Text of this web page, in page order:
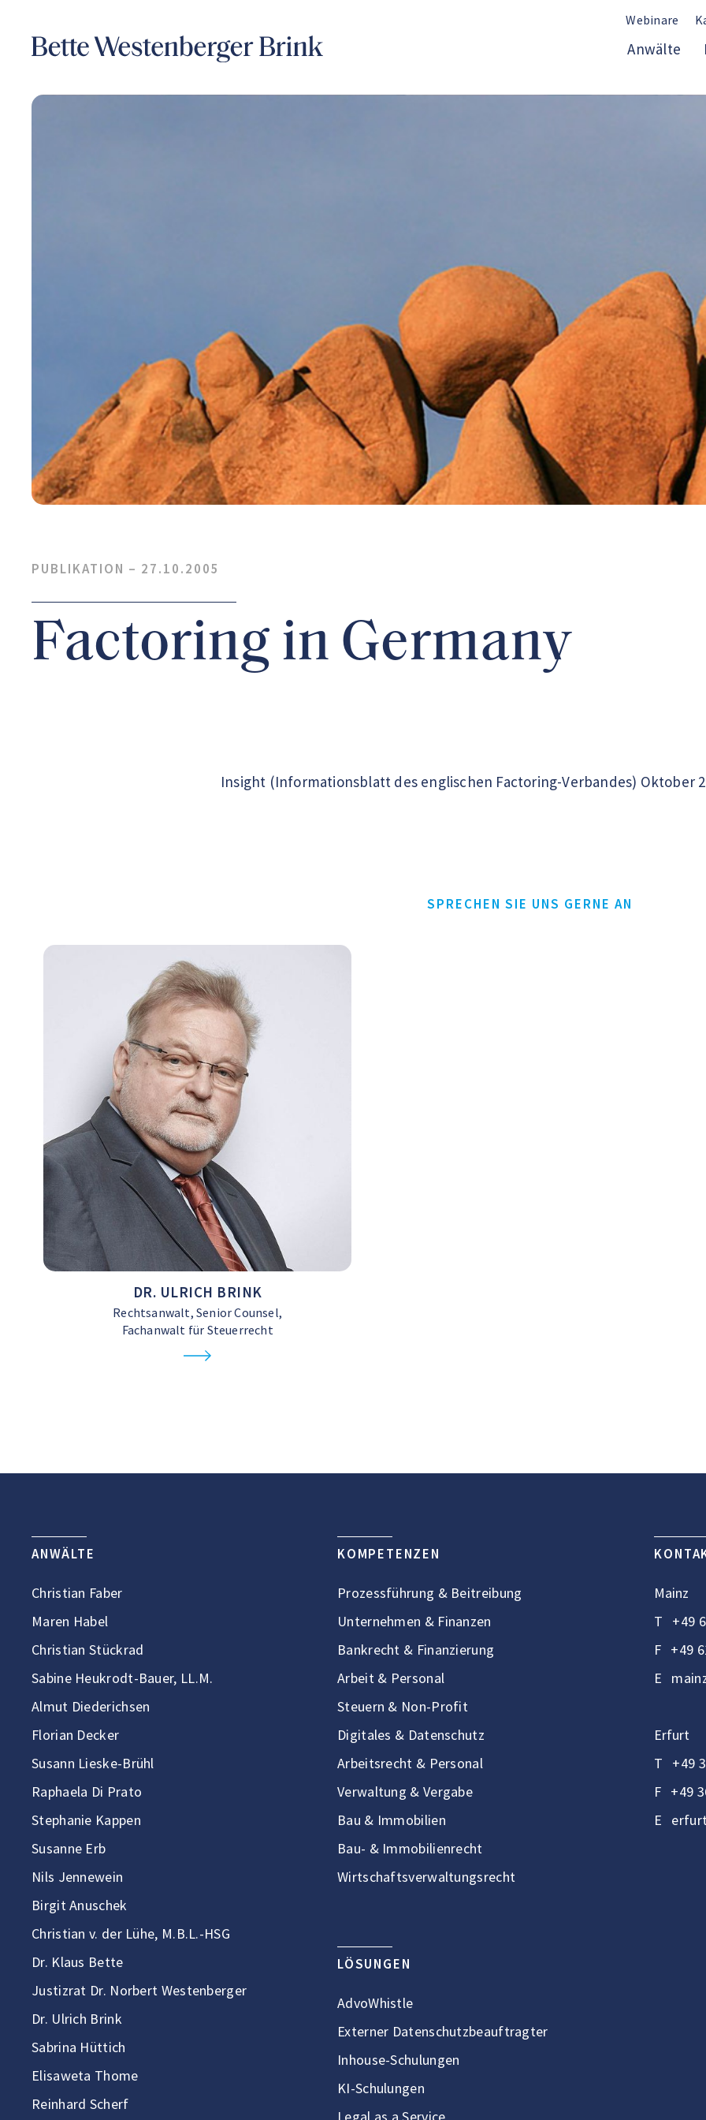
Webinare
Anwälte
PUBLIKATION – 27.10.2005
Factoring in Germany
Insight (Informationsblatt des englischen Factoring-Verbandes) Oktober
SPRECHEN SIE UNS GERNE AN
DR. ULRICH BRINK
Rechtsanwalt, Senior Counsel,
Fachanwalt für Steuerrecht
ANWÄLTE
Christian Faber
Maren Habel
Christian Stückrad
Sabine Heukrodt-Bauer, LL.M.
Almut Diederichsen
Florian Decker
Susann Lieske-Brühl
Raphaela Di Prato
Stephanie Kappen
Susanne Erb
Nils Jennewein
Birgit Anuschek
Christian v. der Lühe, M.B.L.-HSG
Dr. Klaus Bette
Justizrat Dr. Norbert Westenberger
Dr. Ulrich Brink
Sabrina Hüttich
Elisaweta Thome
Reinhard Scherf
KOMPETENZEN
Prozessführung & Beitreibung
Unternehmen & Finanzen
Bankrecht & Finanzierung
Arbeit & Personal
Steuern & Non-Profit
Digitales & Datenschutz
Arbeitsrecht & Personal
Verwaltung & Vergabe
Bau & Immobilien
Bau- & Immobilienrecht
Wirtschaftsverwaltungsrecht
LÖSUNGEN
AdvoWhistle
Externer Datenschutzbeauftragter
Inhouse-Schulungen
KI-Schulungen
Mainz
T +49
F +49
E
Erfurt
T +49
F +49
E